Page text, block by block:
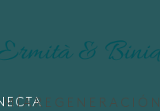
REGENERACIÓN